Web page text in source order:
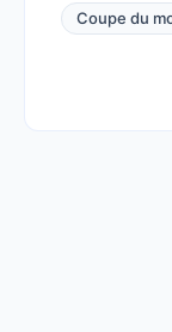
Coupe du